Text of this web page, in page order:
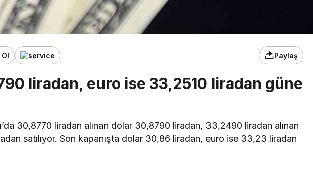
Paylaş
liradan, euro ise 33,2510 liradan güne
30,8770 liradan alınan dolar 30,8790 liradan, 33,2490 liradan alınan
satılıyor. Son kapanışta dolar 30,86 liradan, euro ise 33,23 liradan